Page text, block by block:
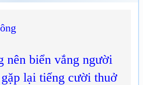
nên biển vắng người
lại tiếng cười thuở